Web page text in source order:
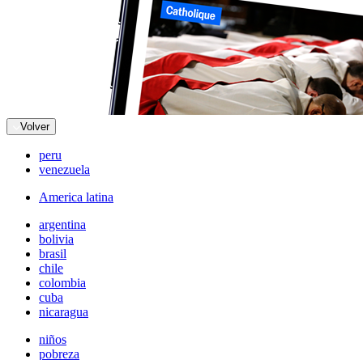
Volver
peru
venezuela
America latina
argentina
bolivia
brasil
chile
colombia
cuba
nicaragua
niños
pobreza